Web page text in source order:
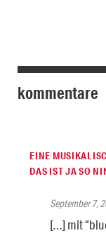
kommentare
EINE
DAS IST JA SO
September 7,
[…] mit